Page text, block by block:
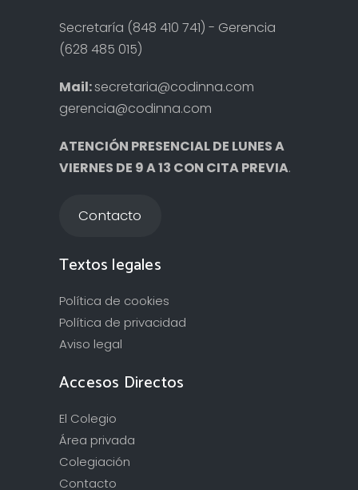
Secretaría (848 410 741) - Gerencia
(628 485 015)
Mail:secretaria@codinna.com
gerencia@codinna.com
ATENCIÓN PRESENCIAL DE LUNES A
VIERNES DE 9 A 13 CON CITA PREVIA.
Contacto
Textos legales
Política de cookies
Política de privacidad
Aviso legal
Accesos Directos
El Colegio
Área privada
Colegiación
Contacto